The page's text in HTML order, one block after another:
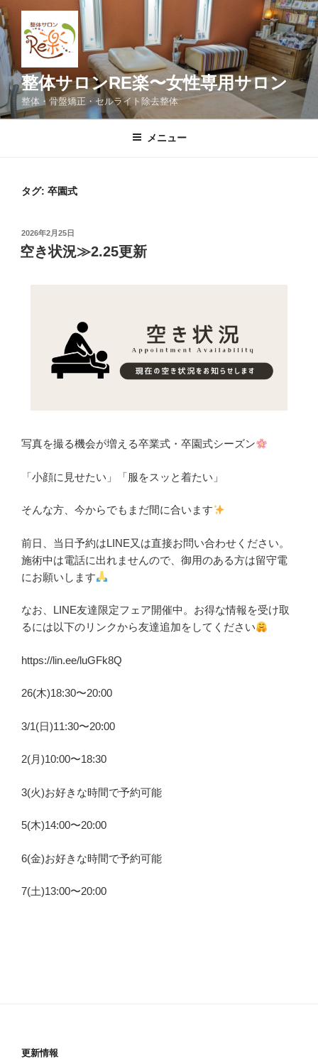
コ
ン
テ
ン
へ
ス
整体サロンRE楽〜女性専用サロン
整体・骨盤矯正・セルライト除去整体
メニュー
タグ: 卒園式
投
稿
日:
2026年2月25日
空き状況≫2.25更新
写真を撮る機会が増える卒業式・卒園式シーズン
「小顔に見せたい」「服をスッと着たい」
そんな方、今からでもまだ間に合います
前日、当日予約はLINE又は直接お問い合わせください。
施術中は電話に出れませんので、御用のある方は留守電
にお願いします
なお、LINE友達限定フェア開催中。お得な情報を受け取
るには以下のリンクから友達追加をしてください
https://lin.ee/luGFk8Q
26(木)18:30〜20:00
3/1(日)11:30〜20:00
2(月)10:00〜18:30
3(火)お好きな時間で予約可能
5(木)14:00〜20:00
6(金)お好きな時間で予約可能
7(土)13:00〜20:00
更新情報